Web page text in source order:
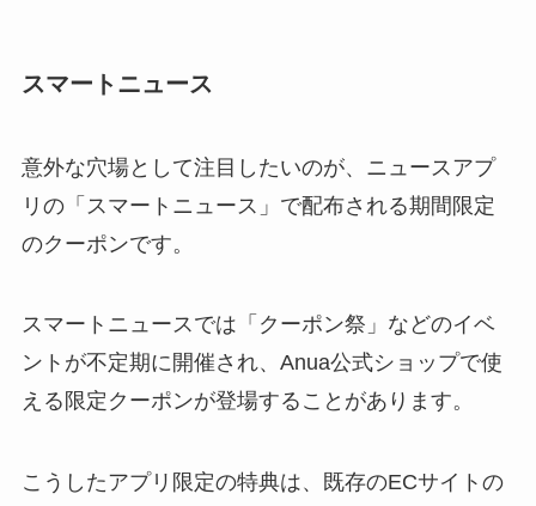
スマートニュース
意外な穴場として注目したいのが、ニュースアプ
リの「スマートニュース」で配布される期間限定
のクーポンです。
スマートニュースでは「クーポン祭」などのイベ
ントが不定期に開催され、Anua公式ショップで使
える限定クーポンが登場することがあります。
こうしたアプリ限定の特典は、既存のECサイトの